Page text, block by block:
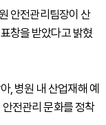
안전관리팀장이 산
창을 받았다고 밝혔
, 병원 내 산업재해 예
전관리 문화를 정착